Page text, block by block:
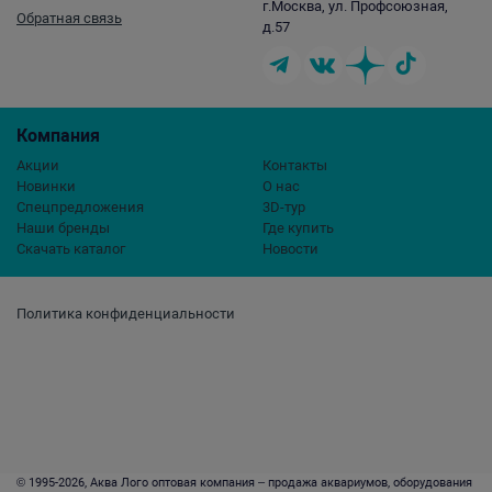
Политика конфиденциальности
Компания
Акции
Новинки
Спецпредложения
Наши бренды
Скачать каталог
Контакты
О нас
3D-тур
Где купить
Новости
Обратная связь
г.Москва, ул. Профсоюзная,
д.57
© 1995-2026, Аква Лого оптовая компания – продажа аквариумов, оборудования